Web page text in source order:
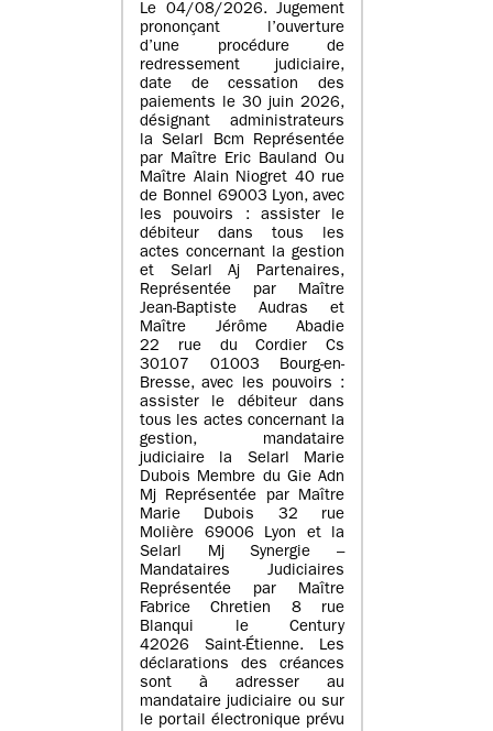
Le 04/08/2026. Jugement
prononçant l’ouverture
d’une procédure de
redressement judiciaire,
date de cessation des
paiements le 30 juin 2026,
désignant administrateurs
la Selarl Bcm Représentée
par Maître Eric Bauland Ou
Maître Alain Niogret 40 rue
de Bonnel 69003 Lyon, avec
les pouvoirs : assister le
débiteur dans tous les
actes concernant la gestion
et Selarl Aj Partenaires,
Représentée par Maître
Jean-Baptiste Audras et
Maître Jérôme Abadie
22 rue du Cordier Cs
30107 01003 Bourg-en-
Bresse, avec les pouvoirs :
assister le débiteur dans
tous les actes concernant la
gestion, mandataire
judiciaire la Selarl Marie
Dubois Membre du Gie Adn
Mj Représentée par Maître
Marie Dubois 32 rue
Molière 69006 Lyon et la
Selarl Mj Synergie –
Mandataires Judiciaires
Représentée par Maître
Fabrice Chretien 8 rue
Blanqui le Century
42026 Saint-Étienne. Les
déclarations des créances
sont à adresser au
mandataire judiciaire ou sur
le portail électronique prévu